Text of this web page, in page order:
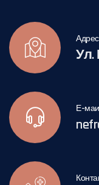
Ул.
Е-